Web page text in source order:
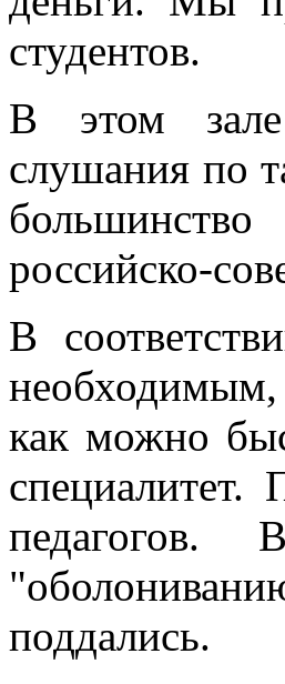
студентов.
В этом зале
слушания по
российско-
В
необходимым,
как можно
педагогов.
поддались.